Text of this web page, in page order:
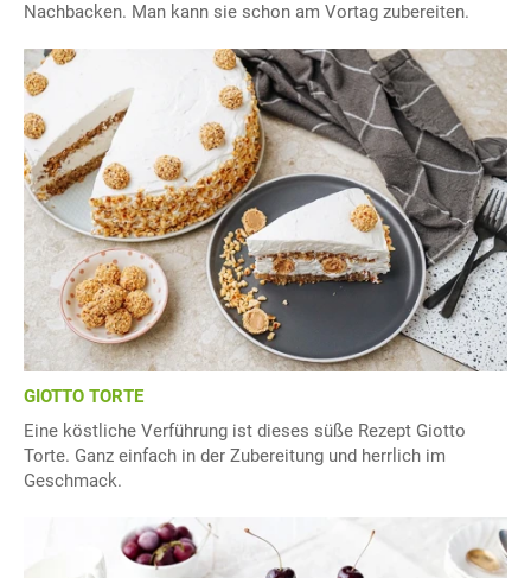
Nachbacken. Man kann sie schon am Vortag zubereiten.
GIOTTO TORTE
Eine köstliche Verführung ist dieses süße Rezept Giotto
Torte. Ganz einfach in der Zubereitung und herrlich im
Geschmack.